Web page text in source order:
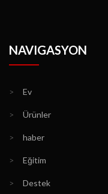
NAVIGASYON
> Ev
> Ürünler
> haber
> Eğitim
> Destek